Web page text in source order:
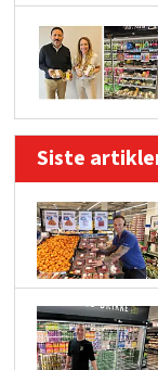
Siste